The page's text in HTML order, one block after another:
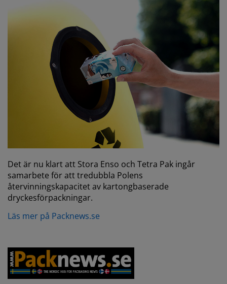
Det är nu klart att Stora Enso och Tetra Pak ingår
samarbete för att tredubbla Polens
återvinningskapacitet av kartongbaserade
dryckesförpackningar.
Läs mer på Packnews.se